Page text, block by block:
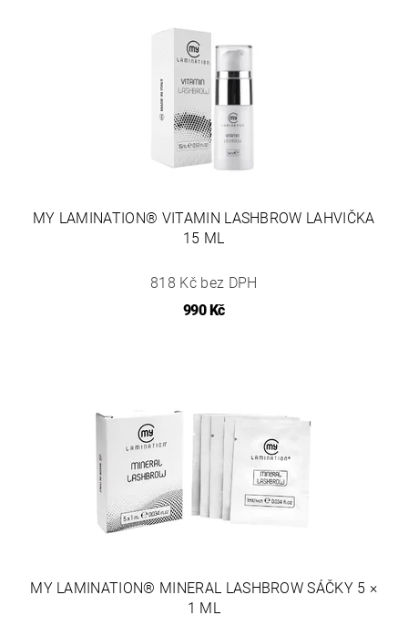
MY LAMINATION® VITAMIN LASHBROW LAHVIČKA
15 ML
818 Kč bez DPH
990 Kč
MY LAMINATION® MINERAL LASHBROW SÁČKY 5 ×
1 ML